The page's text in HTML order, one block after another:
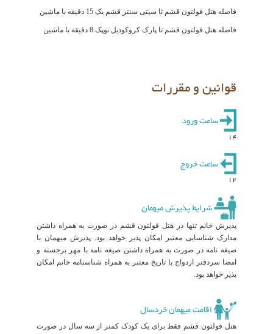
فاصله هتل فولتون قشم تا سیتی سنتر قشم یک 15 دقیقه با ماشین
فاصله هتل فولتون قشم تا پارک کروکودیل نوپک 8 دقیقه با ماشین
قوانین و مقررات
ساعت ورود
14
ساعت خروج
12
شرایط پذیرش میهمان
پذیرش خانم تنها در هتل فولتون قشم در صورت به همراه داشتن
مدارک شناسایی معتبر امکان پذیر خواهد بود. پذیرش میهمان با
صیغه نامه در صورت به همراه داشتن صیغه نامه با مهر برجسته و
امضا سردفتر ازدواج با تاریخ معتبر به همراه شناسنامه خانم امکان
پذیر خواهد بود.
اقامت میهمان خردسال
هتل فولتون قشم فقط برای یک کودک کمتر از سه سال در صورت